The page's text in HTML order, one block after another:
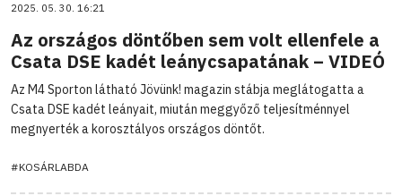
2025. 05. 30. 16:21
Az országos döntőben sem volt ellenfele a
Csata DSE kadét leánycsapatának – VIDEÓ
Az M4 Sporton látható Jövünk! magazin stábja meglátogatta a
Csata DSE kadét leányait, miután meggyőző teljesítménnyel
megnyerték a korosztályos országos döntőt.
#KOSÁRLABDA